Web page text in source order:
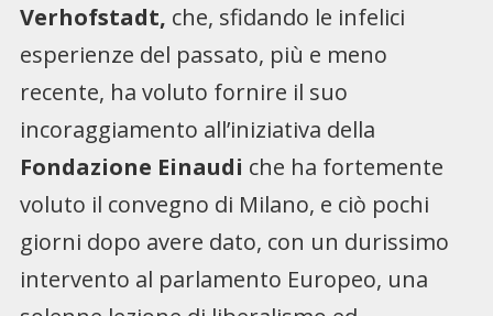
Verhofstadt, che, sfidando le infelici
esperienze del passato, più e meno
recente, ha voluto fornire il suo
incoraggiamento all’iniziativa della
Fondazione Einaudi che ha fortemente
voluto il convegno di Milano, e ciò pochi
giorni dopo avere dato, con un durissimo
intervento al parlamento Europeo, una